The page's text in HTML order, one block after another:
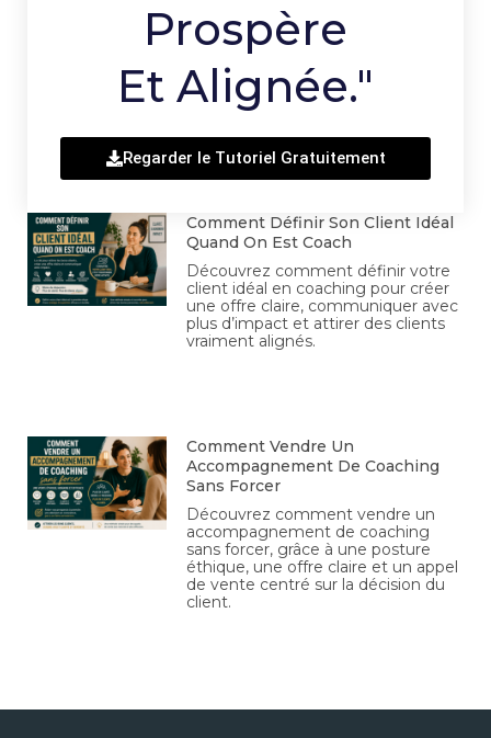
Prospère
Et Alignée."
Regarder le Tutoriel Gratuitement
Comment Définir Son Client Idéal
Quand On Est Coach
Découvrez comment définir votre
client idéal en coaching pour créer
une offre claire, communiquer avec
plus d’impact et attirer des clients
vraiment alignés.
Comment Vendre Un
Accompagnement De Coaching
Sans Forcer
Découvrez comment vendre un
accompagnement de coaching
sans forcer, grâce à une posture
éthique, une offre claire et un appel
de vente centré sur la décision du
client.